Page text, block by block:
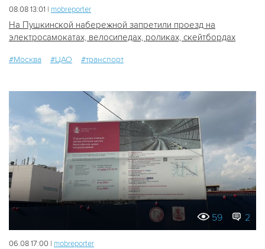
08.08 13:01 | mobreporter
На Пушкинской набережной запретили проезд на
электросамокатах, велосипедах, роликах, скейтбордах
#Москва #ЦАО #транспорт
59 2
06.08 17:00 | mobreporter